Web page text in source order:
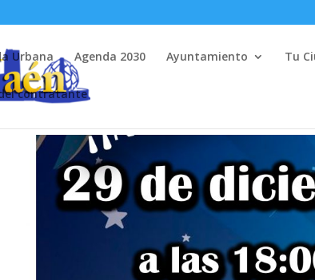
Urbana Agenda 2030 Ayuntamiento Tu
contratante